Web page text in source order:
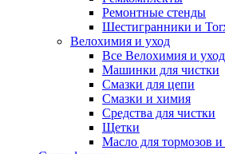
Ремонтные стенды
Шестигранники и
Велохимия и уход
Все Велохимия и уход
Машинки для чистки
Смазки для цепи
Смазки и химия
Средства для чистки
Щетки
Масло для тормозов